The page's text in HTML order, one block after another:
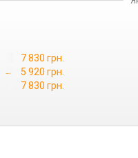
7 830 грн.
→ 5 920 грн.
7 830 грн.